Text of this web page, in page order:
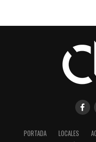
PORTADA LOCALES